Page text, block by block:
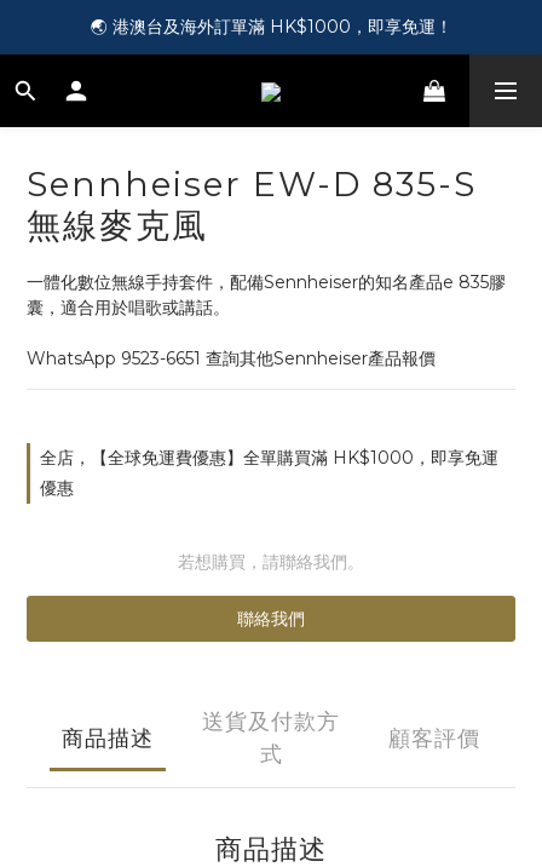
🎵 第一次接觸訂製耳機？歡迎到 Showroom 免費體驗【按此】
🌏 港澳台及海外訂單滿 HK$1000，即享免運！
🛍️ 成為新會員即送您 HK$50，即領即用！【按此】
Sennheiser EW-D 835-S
無線麥克風
一體化數位無線手持套件，配備Sennheiser的知名產品e 835膠
囊，適合用於唱歌或講話。
WhatsApp 9523-6651 查詢其他Sennheiser產品報價
全店，【全球免運費優惠】全單購買滿 HK$1000，即享免運
優惠
若想購買，請聯絡我們。
聯絡我們
商品描述
送貨及付款方
式
顧客評價
商品描述